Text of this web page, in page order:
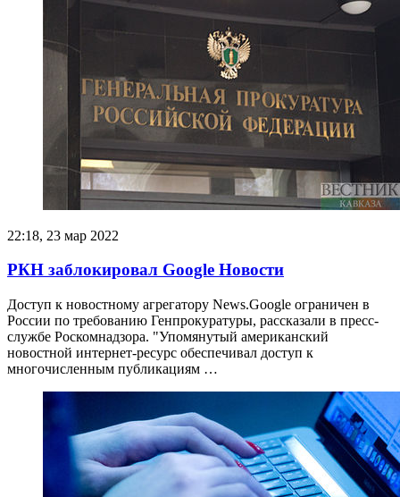
22:18, 23 мар 2022
РКН заблокировал Google Новости
Доступ к новостному агрегатору News.Google ограничен в
России по требованию Генпрокуратуры, рассказали в пресс-
службе Роскомнадзора. "Упомянутый американский
новостной интернет-ресурс обеспечивал доступ к
многочисленным публикациям …